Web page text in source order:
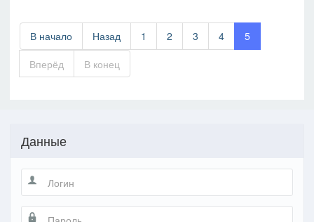
В начало Назад 1 2 3 4
5
Вперёд
В конец
Данные